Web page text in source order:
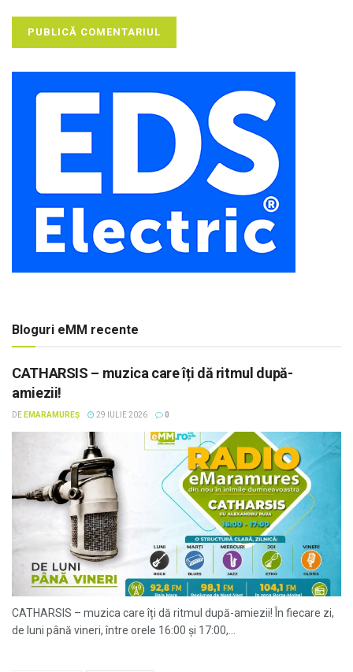
Bloguri eMM recente
CATHARSIS – muzica care îți dă ritmul după-
amiezii!
DE EMARAMUREȘ 29 IULIE 2026 0
CATHARSIS – muzica care îți dă ritmul după-amiezii! În fiecare zi,
de luni până vineri, între orele 16:00 și 17:00,...